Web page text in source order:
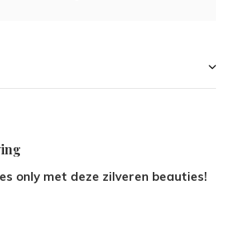
only met deze zilveren beauties!